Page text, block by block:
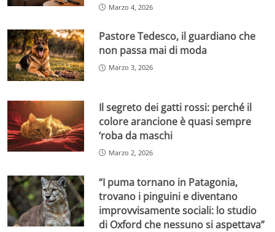
Marzo 4, 2026
Pastore Tedesco, il guardiano che
non passa mai di moda
Marzo 3, 2026
Il segreto dei gatti rossi: perché il
colore arancione è quasi sempre
‘roba da maschi
Marzo 2, 2026
“I puma tornano in Patagonia,
trovano i pinguini e diventano
improvvisamente sociali: lo studio
di Oxford che nessuno si aspettava”